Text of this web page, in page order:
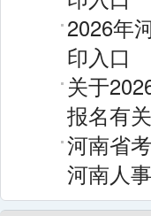
2026年
印入口
关于
报名有
河南省
河南人